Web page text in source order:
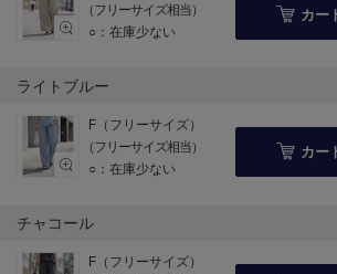
（フリーサイズ相当）
○：在庫少ない
カー
ライトブルー
F（フリーサイズ）
（フリーサイズ相当）
○：在庫少ない
カー
チャコール
F（フリーサイズ）